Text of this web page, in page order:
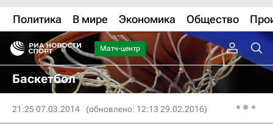
Политика В мире Экономика Общество
Матч-центр
Баскетбол
21:25 07.03.2014 (обновлено: 12:13 29.02.2016)